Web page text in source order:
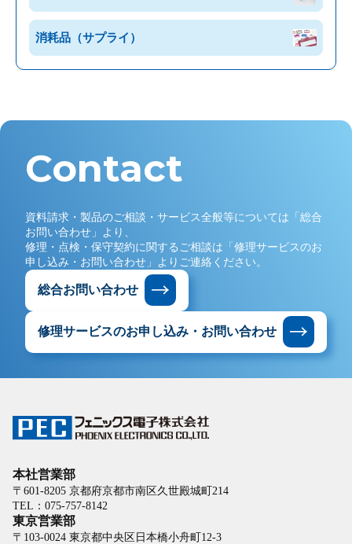
消耗品（サプライ）
Contact
資料請求・製品のご相談・サービス全般等については「総合
お問い合わせ」より、
修理・点検・保守契約に関するご相談は「修理サービスのお
申し込み・お問い合わせ」よりご連絡ください。
総合お問い合わせ
修理サービスのお申し込み・ お問い合わせ
本社営業部
〒601-8205 京都府京都市南区久世殿城町214
TEL：075-757-8142
東京営業部
〒103-0024 東京都中央区日本橋小舟町12-3